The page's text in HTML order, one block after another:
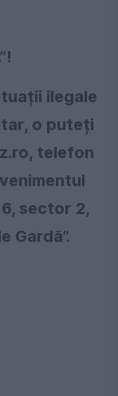
ilegale
o puteți
, telefon
sector 2,
Gardă”.